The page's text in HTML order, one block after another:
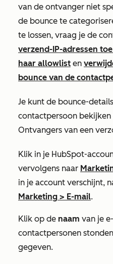
van de ontvanger niet
de bounce te
te lossen, vraag je de
verzend-IP-adressen
haar allowlist en
bounce van de
Je kunt de bounce-
contactpersoon bekijken
Ontvangers van een
Klik in je HubSpot-
vervolgens naar
in je account verschijnt,
Marketing > E-mail.
Klik op de naam van je
contactpersonen
gegeven.